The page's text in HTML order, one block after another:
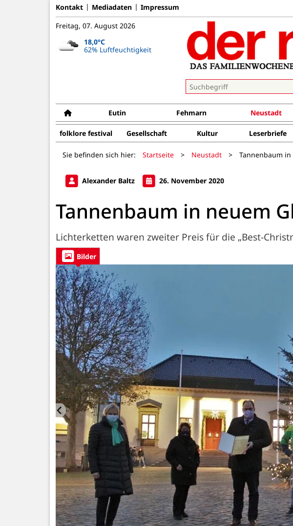
Kontakt Mediadaten Impressum
Freitag, 07. August 2026
18,0°C
62% Luftfeuchtigkeit
Eutin Fehmarn Neustadt
folklore festival Gesellschaft Kultur Leserbriefe
Sie befinden sich hier: Startseite > Neustadt > Tannenbaum in
Alexander Baltz 26. November 2020
Tannenbaum in neuem
Lichterketten waren zweiter Preis für die „Best-
Bilder